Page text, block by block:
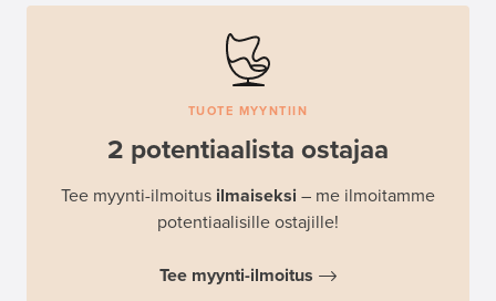
TUOTE MYYNTIIN
2 potentiaalista ostajaa
Tee myynti-ilmoitus ilmaiseksi – me ilmoitamme
potentiaalisille ostajille!
Tee myynti-ilmoitus